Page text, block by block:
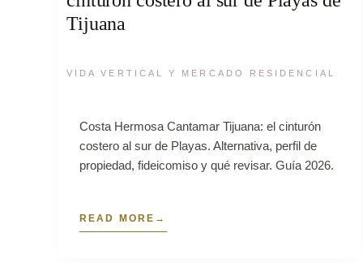
Tijuana
VIDA VERTICAL Y MERCADO RESIDENCIAL
Costa Hermosa Cantamar Tijuana: el cinturón
costero al sur de Playas. Alternativa, perfil de
propiedad, fideicomiso y qué revisar. Guía 2026.
READ MORE